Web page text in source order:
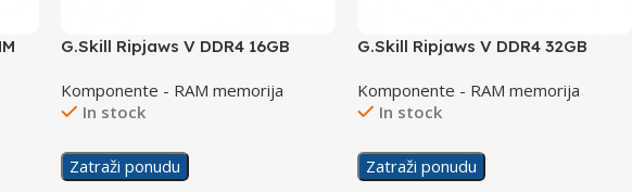
G.Skill Ripjaws V DDR4 16GB
Komponente - RAM memorija
In stock
Zatraži ponudu
G.Skill Ripjaws V DDR4 32GB
Komponente - RAM memorija
In stock
Zatraži ponudu